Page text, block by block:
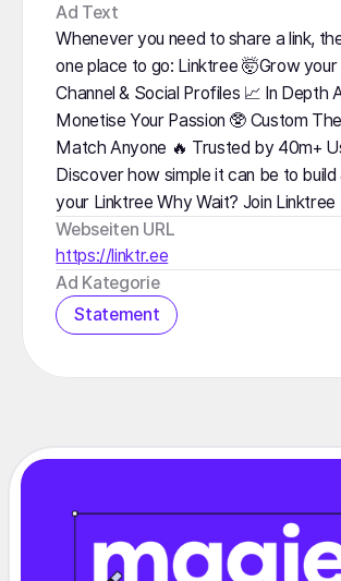
️Ad Text
Whenever you need to share a link,
one place to go: Linktree 🤯Grow your
Channel & Social Profiles 📈 In Depth
Monetise Your Passion 🥸 Custom
Match Anyone 🔥 Trusted by 40m+
Discover how simple it can be to build
your Linktree Why Wait? Join Linktree
Webseiten URL
https://linktr.ee
Ad Kategorie
Statement